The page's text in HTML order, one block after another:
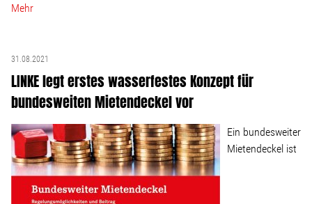
Mehr
31.08.2021
LINKE legt erstes wasserfestes Konzept für
bundesweiten Mietendeckel vor
Ein bundesweiter
Mietendeckel ist